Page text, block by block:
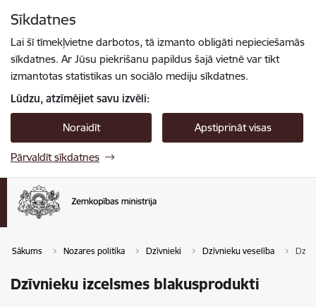
Sīkdatnes
Lai šī tīmekļvietne darbotos, tā izmanto obligāti nepieciešamās
sīkdatnes. Ar Jūsu piekrišanu papildus šajā vietnē var tikt
izmantotas statistikas un sociālo mediju sīkdatnes.
Lūdzu, atzīmējiet savu izvēli:
Noraidīt Apstiprināt visas
Pārvaldīt sīkdatnes
Sākums Nozares politika Dzīvnieki Dzīvnieku veselība
Dzīvnieku izcelsmes blakusprodukti